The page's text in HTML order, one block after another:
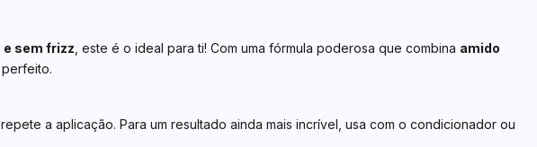
sem frizz , este é o ideal para ti! Com uma fórmula poderosa que combina amido
perfeito.
a aplicação. Para um resultado ainda mais incrível, usa com o condicionador ou